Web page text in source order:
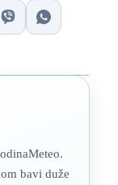
bavi duže